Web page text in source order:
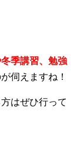
季講習、勉強
伺えますね！
はぜひ行って